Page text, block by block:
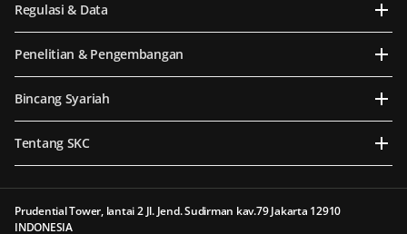
Regulasi & Data
Penelitian & Pengembangan
Bincang Syariah
Tentang SKC
Prudential Tower, lantai 2 Jl. Jend. Sudirman kav.79 Jakarta 12910
INDONESIA